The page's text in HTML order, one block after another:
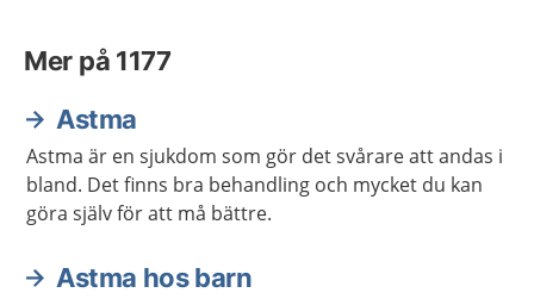
Mer på 1177
Astma
Astma är en sjukdom som gör det svårare att andas i
bland. Det finns bra behandling och mycket du kan
göra själv för att må bättre.
Astma hos barn